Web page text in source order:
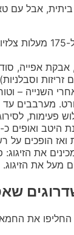
ביתית, אבל
מתחילים
אפייה,
זריזות
השנייה –
פעימות,
בחשבון – העוגה תופסת גובה, אז אל תתמלאו מדי.
את
מעל את
החליפו את